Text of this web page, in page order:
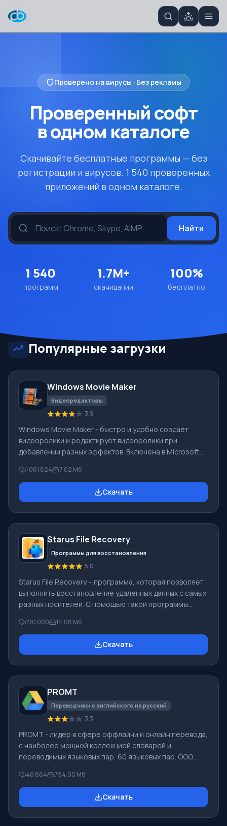
Проверено на вирусы · Без рекламы
Проверенный софт
в одном каталоге
Скачивайте бесплатные программы — без
регистрации и вирусов. 1 540 проверенных
приложений в одном каталоге.
Найти
1 540
программ
1.7M+
скачиваний
100%
бесплатно
Популярные загрузки
Windows Movie Maker
Видеоредакторы
3.9
Windows Movie Maker - быстро и удобно создаёт
видеоролики и редактирует видеоролики при
добавлении разных эффектов. Включена в Microsoft
бесплатный программный пакет Windows Live
Microsoft. Функционал Windows Movie Maker:
Захватывать видео с разных источников
Maker - добавить можно фоновую аудиодорожку,
использовать между
1 061 824 7.02 Мб
Скачать
Starus File Recovery
Программы для восстановления
5.0
Starus File Recovery – программа, которая позволяет
выполнить восстановление удаленных данных с самых
разных носителей. С помощью такой программы
разными способами. Например, они были удалены
мимо Корзины, скрыты под воздействием
вредоносного программного обеспечения, утеряны
различными устройствами, например, с жесткими
дисками, SS
190 009 14.08 Мб
Скачать
PROMT
Переводчики с английского на русский
3.3
PROMT - лидер в сфере оффлайни и онлайн перевода,
с наиболее мощной коллекцией словарей и
переводимых языковых пар, 60 языковых пар. ООО
разработчик систем перевода для частных
пользователей и корпораций. Программой PROMT
обеспечивается перевод любого текста, пользуясь
46 864 794.00 Мб
Скачать